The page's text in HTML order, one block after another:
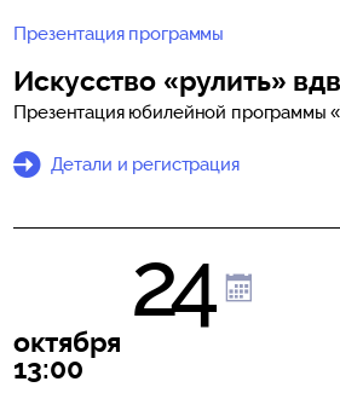
Презентация программы
Искусство «рулить»
Презентация юбилейной программы
Детали и регистрация
24
октября
13:00